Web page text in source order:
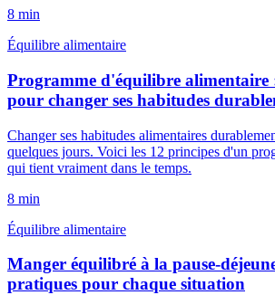
8 min
Équilibre alimentaire
Programme d'équilibre alimentaire
pour changer ses habitudes
Changer ses habitudes alimentaires
quelques jours. Voici les 12 principes d'un
qui tient vraiment dans le temps.
8 min
Équilibre alimentaire
Manger équilibré à la pause-
pratiques pour chaque situation